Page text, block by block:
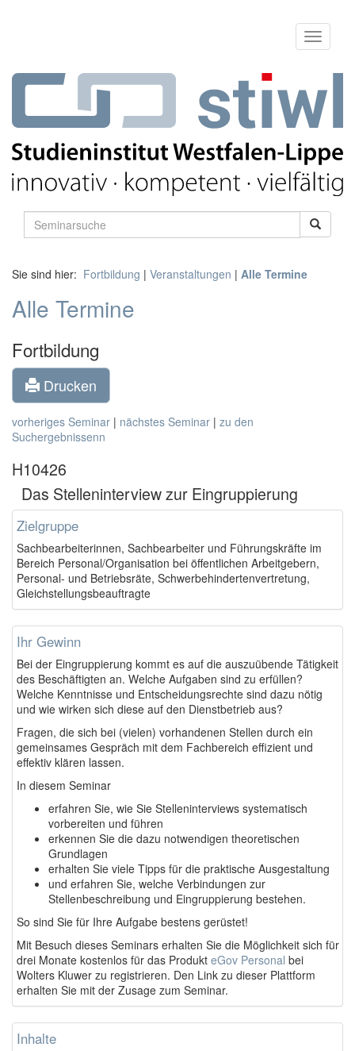
Sie sind hier: Fortbildung | Veranstaltungen | Alle Termine
Alle Termine
Fortbildung
Drucken
vorheriges Seminar | nächstes Seminar | zu den
Suchergebnissenn
H10426
Das Stelleninterview zur Eingruppierung
Zielgruppe
Sachbearbeiterinnen, Sachbearbeiter und Führungskräfte im
Bereich Personal/Organisation bei öffentlichen Arbeitgebern,
Personal- und Betriebsräte, Schwerbehindertenvertretung,
Gleichstellungsbeauftragte
Ihr Gewinn
Bei der Eingruppierung kommt es auf die auszuübende Tätigkeit
des Beschäftigten an. Welche Aufgaben sind zu erfüllen?
Welche Kenntnisse und Entscheidungsrechte sind dazu nötig
und wie wirken sich diese auf den Dienstbetrieb aus?
Fragen, die sich bei (vielen) vorhandenen Stellen durch ein
gemeinsames Gespräch mit dem Fachbereich effizient und
effektiv klären lassen.
In diesem Seminar
erfahren Sie, wie Sie Stelleninterviews systematisch
vorbereiten und führen
erkennen Sie die dazu notwendigen theoretischen
Grundlagen
erhalten Sie viele Tipps für die praktische Ausgestaltung
und erfahren Sie, welche Verbindungen zur
Stellenbeschreibung und Eingruppierung bestehen.
So sind Sie für Ihre Aufgabe bestens gerüstet!
Mit Besuch dieses Seminars erhalten Sie die Möglichkeit sich für
drei Monate kostenlos für das Produkt eGov Personal bei
Wolters Kluwer zu registrieren. Den Link zu dieser Plattform
erhalten Sie mit der Zusage zum Seminar.
Inhalte